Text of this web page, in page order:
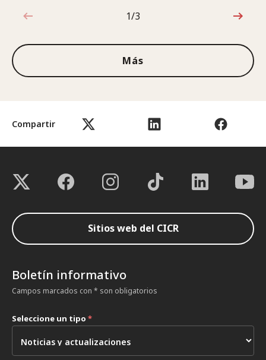
Compartir
1de3
1/3
Más
Sitios web del CICR
Boletín informativo
Campos marcados con * son obligatorios
Seleccione un tipo *